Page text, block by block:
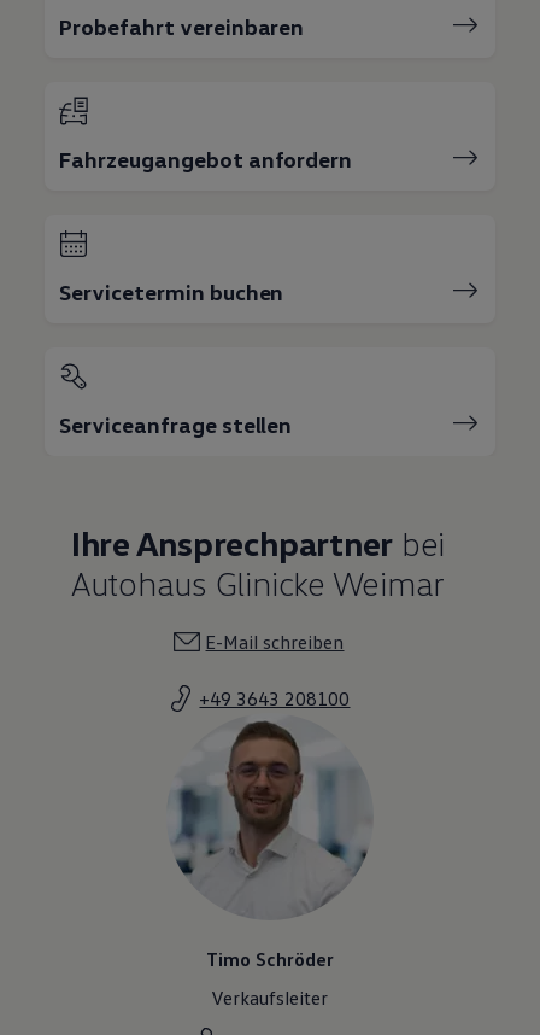
Probefahrt vereinbaren
Fahrzeugangebot anfordern
Servicetermin buchen
Serviceanfrage stellen
Ihre Ansprechpartner bei
Autohaus Glinicke Weimar
E-Mail schreiben
+49 3643 208100
Timo Schröder
Verkaufsleiter